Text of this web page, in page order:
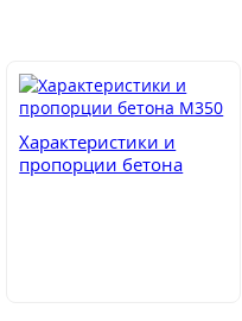
Характеристики и
пропорции бетона